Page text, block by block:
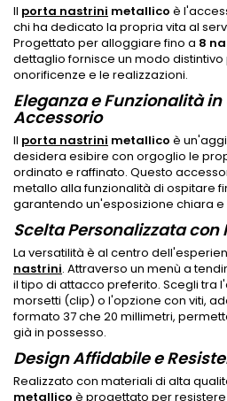
Il porta nastrini metallico è
chi ha dedicato la propria vita al
Progettato per alloggiare fino a 8
dettaglio fornisce un modo
onorificenze e le realizzazioni.
Eleganza e Funzionalità in
Accessorio
Il porta nastrini metallico è
desidera esibire con orgoglio le
ordinato e raffinato. Questo
metallo alla funzionalità di ospitare
garantendo un'esposizione chiara e
Scelta Personalizzata con
La versatilità è al centro
nastrini. Attraverso un menù a
il tipo di attacco preferito. Scegli tra
morsetti (clip) o l'opzione con viti,
formato 37 che 20 millimetri,
già in possesso.
Design Affidabile e
Realizzato con materiali di alta
metallico è progettato per